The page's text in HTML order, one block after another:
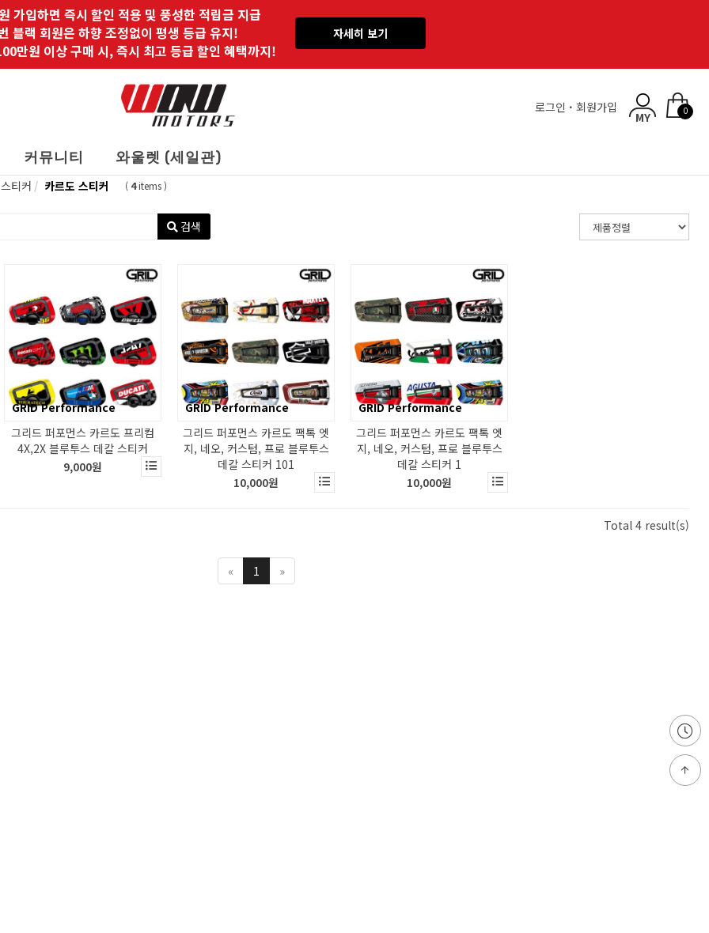
가입하면 즉시 할인 적용 및 풍성한 적립금 지급
블랙 회원은 하향 조정없이 평생 등급 유지!
만원 이상 구매 시, 즉시 최고 등급 할인 혜택까지!
자세히 보기
로그인 · 회원가입 0
커뮤니티 와울렛 (세일관)
스티커 카르도 스티커 ( 4items )
검색
GRID Performance
그리드 퍼포먼스 카르도 프리컴
4X,2X 블루투스 데칼 스티커
9,000원
GRID Performance
그리드 퍼포먼스 카르도 팩톡 엣
지, 네오, 커스텀, 프로 블루투스
데칼 스티커 101
10,000원
GRID Performance
그리드 퍼포먼스 카르도 팩톡 엣
지, 네오, 커스텀, 프로 블루투스
데칼 스티커 1
10,000원
Total 4 result(s)
« 1 »